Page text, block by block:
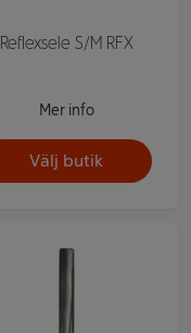
Reflexsele S/M RFX
Mer info
Välj butik